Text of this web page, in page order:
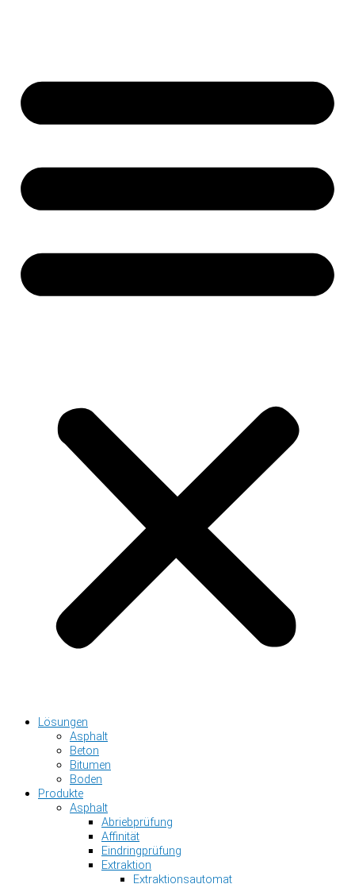
Lösungen
Asphalt
Beton
Bitumen
Boden
Produkte
Asphalt
Abriebprüfung
Affinität
Eindringprüfung
Extraktion
Extraktionsautomat